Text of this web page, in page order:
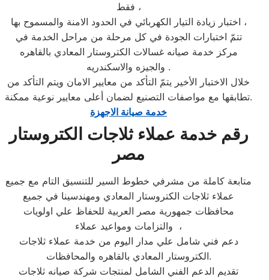
فقط ،
اختبار زيادة التيار الكهربائي في الحدود الامنة والمسموح بها ،
تتمّ اختبارات الجودة في كل مرحلة من مراحل الخدمة في
مركز خدمة صيانه غسالات الكتروستار المعادي بالقاهره
والجيزه والاسكندريه .
خلال الاختبار الأخير يتمّ التأكد من معايير الامان ويتم التأكد من
تطابقها مع مواصفات التصنيع لضمان أعلى معايير نوعية ممكنة.
خدمة صيانة الاجهزة
رقم خدمة عملاء ثلاجات الكتروستار
مصر
متابعة كاملة من مشرفي خطوط السير للتنسيق التام مع جميع
عملاء ثلاجات الكتروستار المعادي ومهندسينا في جميع
محافظات جمهورية مصر العربية للحفاظ علي اولويات
والتزامات ومواعيد عملاء ،
دعم فني شامل علي مدار اليوم من خدمة عملاء ثلاجات
الكتروستار المعادي بالقاهره والمحافظات.
تقديم الدعم الفني الشامل لمنتجات شركة صيانه ثلاجات